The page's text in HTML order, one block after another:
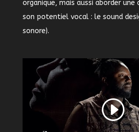
organique, mais aussi aborder
son potentiel vocal : le sound
sonore).